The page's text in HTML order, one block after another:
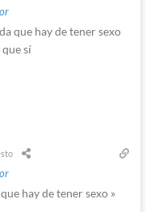
que hay de tener sexo
sí
hay de tener sexo »